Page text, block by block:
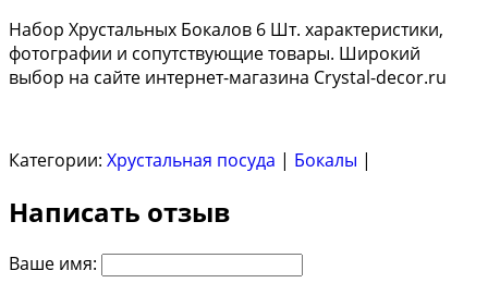
Набор Хрустальных Бокалов 6 Шт. характеристики,
фотографии и сопутствующие товары. Широкий
выбор на сайте интернет-магазина Crystal-decor.ru
Категории: Хрустальная посуда | Бокалы |
Написать отзыв
Ваше имя: